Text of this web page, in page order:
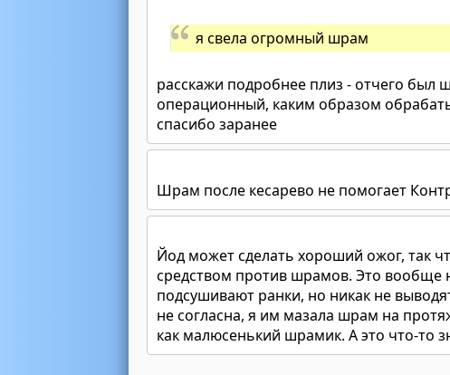
я свела огромный шрам
расскажи подробнее плиз - отчего был
операционный, каким образом
спасибо заранее
Шрам после кесарево не помогает
Йод может сделать хороший ожог, так
средством против шрамов. Это
подсушивают ранки, но никак не
не согласна, я им мазала шрам на
как малюсенький шрамик. А это что-то